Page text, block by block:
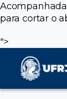
para cortar o
">